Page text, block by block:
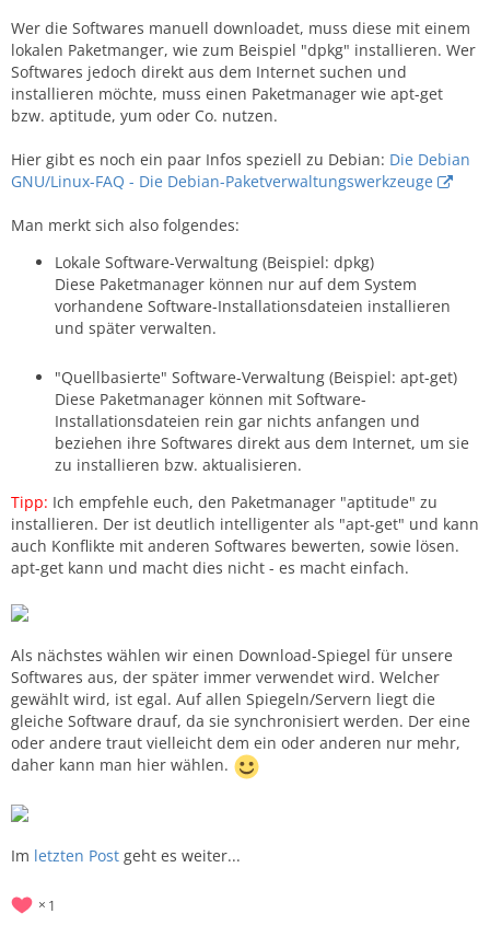
Wer die Softwares manuell downloadet, muss diese mit einem
lokalen Paketmanger, wie zum Beispiel "dpkg" installieren. Wer
Softwares jedoch direkt aus dem Internet suchen und
installieren möchte, muss einen Paketmanager wie apt-get
bzw. aptitude, yum oder Co. nutzen.
Hier gibt es noch ein paar Infos speziell zu Debian: Die Debian
GNU/Linux-FAQ - Die Debian-Paketverwaltungswerkzeuge
Man merkt sich also folgendes:
Lokale Software-Verwaltung (Beispiel: dpkg)
Diese Paketmanager können nur auf dem System
vorhandene Software-Installationsdateien installieren
und später verwalten.
"Quellbasierte" Software-Verwaltung (Beispiel: apt-get)
Diese Paketmanager können mit Software-
Installationsdateien rein gar nichts anfangen und
beziehen ihre Softwares direkt aus dem Internet, um sie
zu installieren bzw. aktualisieren.
Tipp: Ich empfehle euch, den Paketmanager "aptitude" zu
installieren. Der ist deutlich intelligenter als "apt-get" und kann
auch Konflikte mit anderen Softwares bewerten, sowie lösen.
apt-get kann und macht dies nicht - es macht einfach.
Als nächstes wählen wir einen Download-Spiegel für unsere
Softwares aus, der später immer verwendet wird. Welcher
gewählt wird, ist egal. Auf allen Spiegeln/Servern liegt die
gleiche Software drauf, da sie synchronisiert werden. Der eine
oder andere traut vielleicht dem ein oder anderen nur mehr,
daher kann man hier wählen.
Im letzten Post geht es weiter...
1